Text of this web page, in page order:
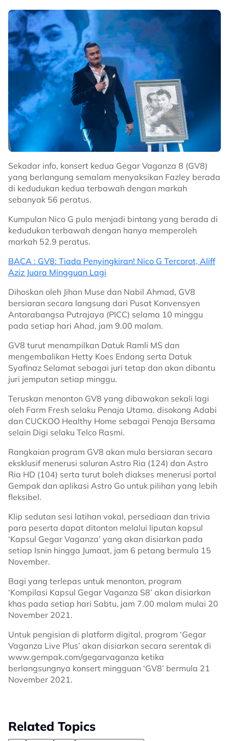
Sekadar info, konsert kedua Gegar Vaganza 8 (GV8)
yang berlangung semalam menyaksikan Fazley berada
di kedudukan kedua terbawah dengan markah
sebanyak 56 peratus.
Kumpulan Nico G pula menjadi bintang yang berada di
kedudukan terbawah dengan hanya memperoleh
markah 52.9 peratus.
BACA : GV8: Tiada Penyingkiran! Nico G Tercorot, Aliff
Aziz Juara Mingguan Lagi
Dihoskan oleh Jihan Muse dan Nabil Ahmad, GV8
bersiaran secara langsung dari Pusat Konvensyen
Antarabangsa Putrajaya (PICC) selama 10 minggu
pada setiap hari Ahad, jam 9.00 malam.
GV8 turut menampilkan Datuk Ramli MS dan
mengembalikan Hetty Koes Endang serta Datuk
Syafinaz Selamat sebagai juri tetap dan akan dibantu
juri jemputan setiap minggu.
Teruskan menonton GV8 yang dibawakan sekali lagi
oleh Farm Fresh selaku Penaja Utama, disokong Adabi
dan CUCKOO Healthy Home sebagai Penaja Bersama
selain Digi selaku Telco Rasmi.
Rangkaian program GV8 akan mula bersiaran secara
eksklusif menerusi saluran Astro Ria (124) dan Astro
Ria HD (104) serta turut boleh diakses menerusi portal
Gempak dan aplikasi Astro Go untuk pilihan yang lebih
fleksibel.
Klip sedutan sesi latihan vokal, persediaan dan trivia
para peserta dapat ditonton melalui liputan kapsul
‘Kapsul Gegar Vaganza’ yang akan disiarkan pada
setiap Isnin hingga Jumaat, jam 6 petang bermula 15
November.
Bagi yang terlepas untuk menonton, program
‘Kompilasi Kapsul Gegar Vaganza S8’ akan disiarkan
khas pada setiap hari Sabtu, jam 7.00 malam mulai 20
November 2021.
Untuk pengisian di platform digital, program ‘Gegar
Vaganza Live Plus’ akan disiarkan secara serentak di
www.gempak.com/gegarvaganza ketika
berlangsungnya konsert mingguan ‘GV8’ bermula 21
November 2021.
Related Topics